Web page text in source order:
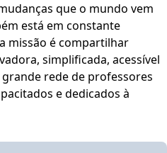
que o mundo vem
está em constante
missão é compartilhar
simplificada, acessível
e dedicados à